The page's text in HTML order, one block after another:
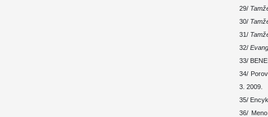
29/
30/
31/
32/
33/
34/
3. 2009.
35/
36/